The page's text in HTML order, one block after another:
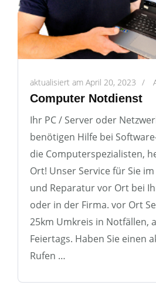
aktualisiert am April 20, 2023 /
Computer Notdienst
Ihr PC / Server oder
benötigen Hilfe bei
die Computerspezialisten,
Ort! Unser Service für Sie
und Reparatur vor Ort bei
oder in der Firma. vor Ort
25km Umkreis in Notfällen,
Feiertags. Haben Sie einen
Rufen …